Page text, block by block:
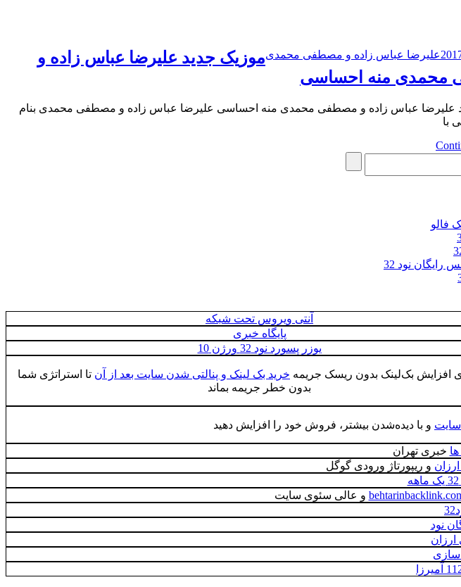
علیرضا عباس زاده و مصطفی محمدیموزیک جدید علیرضا عباس زاده و
محمدی منه احساسی
علیرضا عباس زاده و مصطفی محمدی منه احساسی علیرضا عباس زاده و مصطفی محمدی بنام
با
فالو
رایگان نود 32
آنتی ویروس تحت شبکه
پایگاه خبری
یوزر پسورد نود 32 ورژن 10
افزایش بک‌لینک بدون ریسک جریمه خرید بک لینک و پنالتی شدن سایت بعد از آن تا استراتژی شما
بدون خطر جریمه بماند
سایت و با دیده‌شدن بیشتر، فروش خود را افزایش دهید
خبری تهران
و ریپورتاژ ورودی گوگل
و عالی سئوی سایت
نود
ارزان
سازی